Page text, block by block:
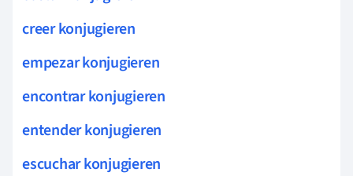
creer konjugieren
empezar konjugieren
encontrar konjugieren
entender konjugieren
escuchar konjugieren